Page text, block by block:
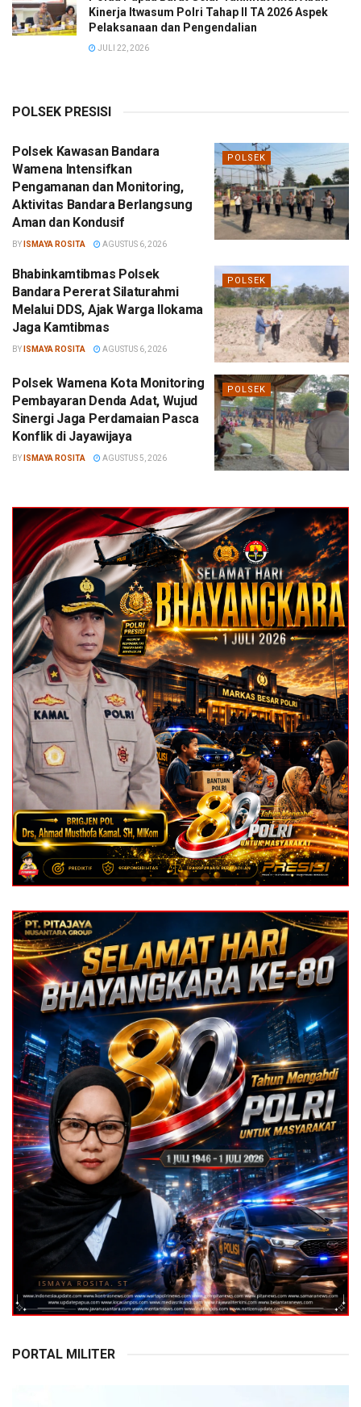
Kinerja Itwasum Polri Tahap II TA 2026 Aspek
Pelaksanaan dan Pengendalian
JULI 22, 2026
POLSEK PRESISI
POLSEK
Polsek Kawasan Bandara
Wamena Intensifkan
Pengamanan dan Monitoring,
Aktivitas Bandara Berlangsung
Aman dan Kondusif
BY ISMAYA ROSITA AGUSTUS 6, 2026
POLSEK
Bhabinkamtibmas Polsek
Bandara Pererat Silaturahmi
Melalui DDS, Ajak Warga Ilokama
Jaga Kamtibmas
BY ISMAYA ROSITA AGUSTUS 6, 2026
POLSEK
Polsek Wamena Kota Monitoring
Pembayaran Denda Adat, Wujud
Sinergi Jaga Perdamaian Pasca
Konflik di Jayawijaya
BY ISMAYA ROSITA AGUSTUS 5, 2026
PORTAL MILITER